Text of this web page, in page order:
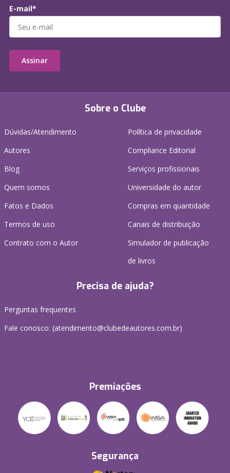
Sobre o Clube
Dúvidas/Atendimento
Autores
Blog
Quem somos
Fatos e Dados
Termos de uso
Contrato com o Autor
Política de privacidade
Compliance Editorial
Serviços profissionais
Universidade do autor
Compras em quantidade
Canais de distribuição
Simulador de publicação
de livros
Precisa de ajuda?
Perguntas frequentes
Fale conosco: (atendimento@clubedeautores.com.br)
Premiações
Segurança
E-mail*
Assinar